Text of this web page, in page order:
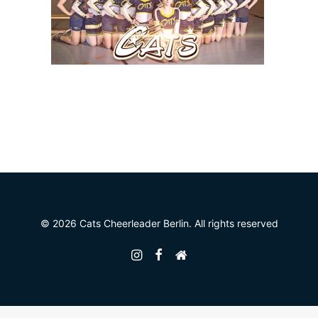
© 2026 Cats Cheerleader Berlin. All rights reserved